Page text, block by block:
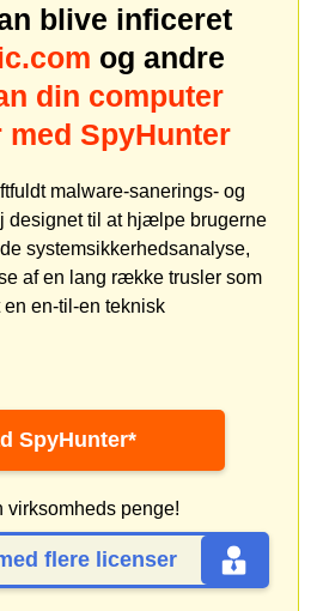
blive inficeret
og andre
din computer
SpyHunter
malware-sanerings- og
designet til at hjælpe brugerne
systemsikkerhedsanalyse,
af en lang række trusler som
en en-til-en teknisk
SpyHunter*
virksomheds penge!
flere licenser